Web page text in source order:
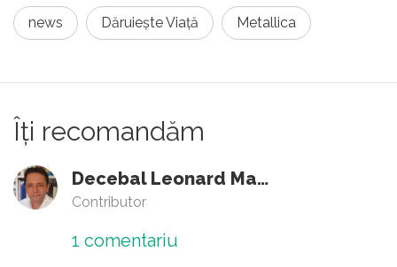
news Dăruiește Viață Metallica
Îți recomandăm
Decebal Leonard Marin
Contributor
1 comentariu